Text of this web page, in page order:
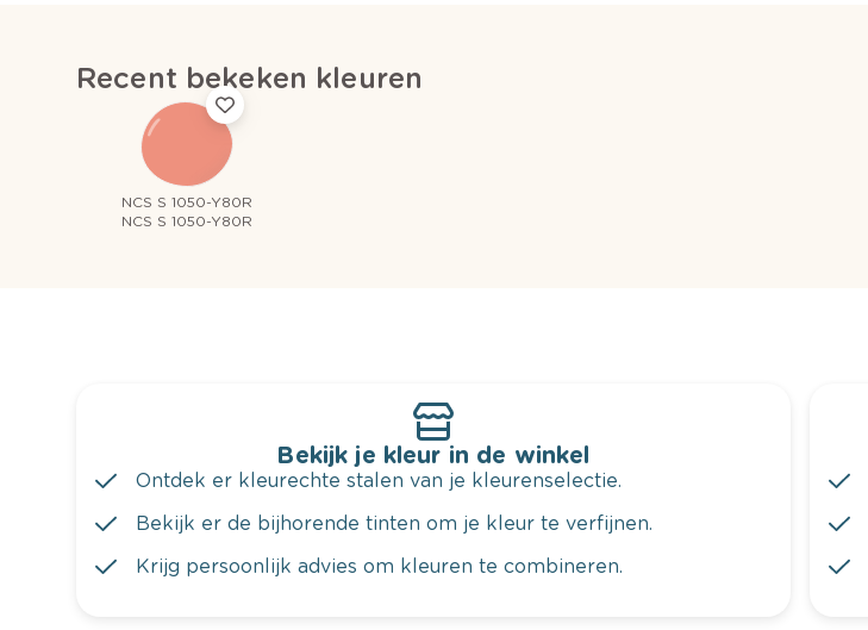
Recent bekeken kleuren
NCS S 1050-Y80R
NCS S 1050-Y80R
Bekijk je kleur in de winkel
Ontdek er kleurechte stalen van je kleurenselectie.
Bekijk er de bijhorende tinten om je kleur te verfijnen.
Krijg persoonlijk advies om kleuren te combineren.